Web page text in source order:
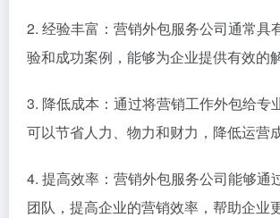
2. 经验丰富：营销外包服务公司通常具
验和成功案例，能够为企业提供有效的
3. 降低成本：通过将营销工作外包给专
可以节省人力、物力和财力，降低运营成
4. 提高效率：营销外包服务公司能够通
团队，提高企业的营销效率，帮助企业